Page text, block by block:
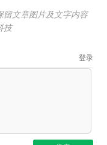
文章图片及文字内容
技
登录